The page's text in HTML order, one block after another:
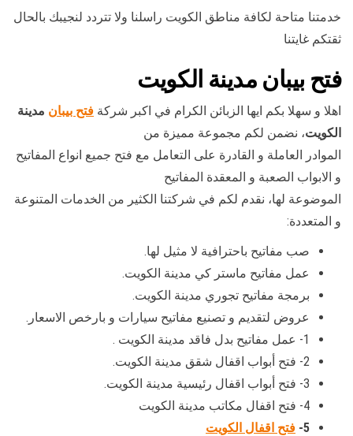
خدمتنا متاحة لكافة مناطق الكويت راسلنا ولا تتردد لنجيبك بالحال
ثقتكم غايتنا
فتح بيبان مدينة الكويت
اهلا و سهلا بكم ايها الزبائن الكرام في اكبر شركة فتح بيبان مدينة
الكويت، نضمن لكم مجموعة مميزة من
الموادر العاملة و القادرة على التعامل مع فتح جميع انواع المفاتيح
و الابواب الصعبة و المعقدة المفاتيح
الموضوعة لها، نقدم لكم في شركتنا الكثير من الخدمات المتنوعة
و المتعددة:
صب مفاتيح باحترافية لا مثيل لها.
عمل مفاتيح ماستر كي مدينة الكويت.
برمجة مفاتيح تجوري مدينة الكويت.
عروض لتقديم و تصنيع مفاتيح سيارات و بارخص الاسعار.
1- عمل مفاتيح بدل فاقد مدينة الكويت .
2- فتح أبواب اقفال شقق مدينة الكويت.
3- فتح أبواب اقفال رئيسية مدينة الكويت.
4- فتح اقفال مكاتب مدينة الكويت
5- فتح اقفال الكويت